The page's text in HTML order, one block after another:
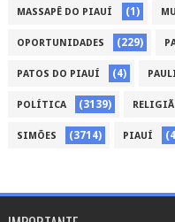
MASSAPÊ DO PIAUÍ (1)
OPORTUNIDADES (229)
PATOS DO PIAUÍ (4)
POLÍTICA (3139)
SIMÕES (3714) PIAUÍ